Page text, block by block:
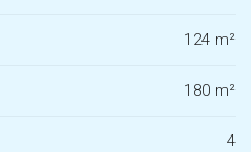
124 m²
180 m²
4